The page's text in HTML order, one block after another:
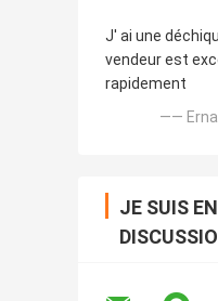
J' ai une
vendeur est
rapidement
——
JE SUIS